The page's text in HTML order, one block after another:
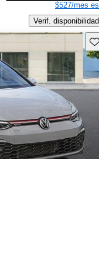
$527/mes
Verif. disponibilidad